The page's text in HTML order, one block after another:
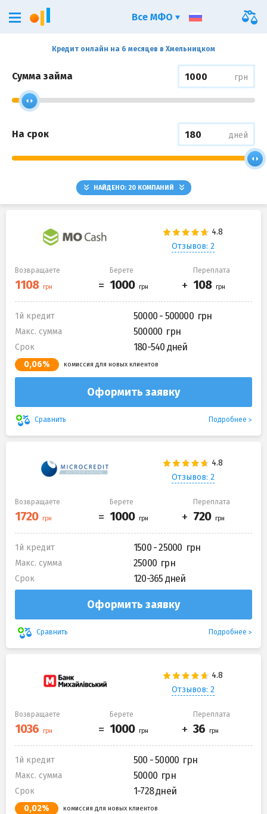
Кредит онлайн на 6 месяцев в Хмельницком
Сумма займа грн
На срок дней
НАЙДЕНО: 20КОМПАНИЙ
Отзывов: 2
Возвращаете Берете Переплата
1й кредит 50000 - 500000
Макс. сумма 500000
Срок 180-540 дней
0,06% комиссия для новых клиентов
Оформить заявку
Сравнить Подробнее
Отзывов: 2
Возвращаете Берете Переплата
1й кредит 1500 - 25000
Макс. сумма 25000
Срок 120-365 дней
Оформить заявку
Сравнить Подробнее
Отзывов: 2
Возвращаете Берете Переплата
1й кредит 500 - 50000
Макс. сумма 50000
Срок 1-728 дней
0,02% комиссия для новых клиентов
Все МФО